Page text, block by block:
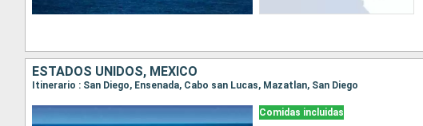
ESTADOS UNIDOS, MÉXICO
Itinerario : San Diego, Ensenada, Cabo san Lucas, Mazatlan, San Diego
Comidas incluidas